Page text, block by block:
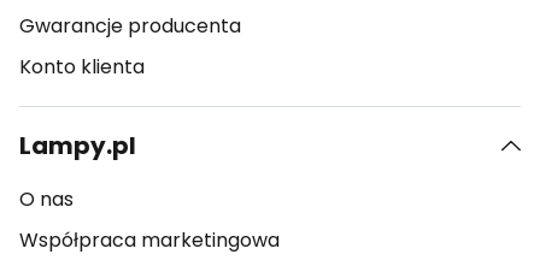
Gwarancje producenta
Konto klienta
Lampy.pl
O nas
Współpraca marketingowa